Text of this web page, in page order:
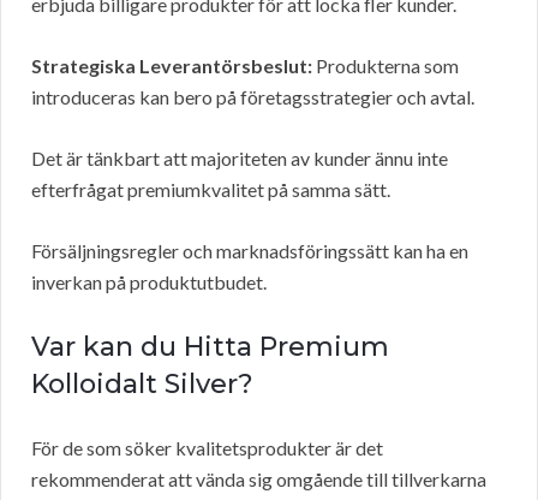
Strategiska Leverantörsbeslut: Produkterna som
introduceras kan bero på företagsstrategier och avtal.
Det är tänkbart att majoriteten av kunder ännu inte
efterfrågat premiumkvalitet på samma sätt.
Försäljningsregler och marknadsföringssätt kan ha en
inverkan på produktutbudet.
Var kan du Hitta Premium
Kolloidalt Silver?
För de som söker kvalitetsprodukter är det
rekommenderat att vända sig omgående till tillverkarna